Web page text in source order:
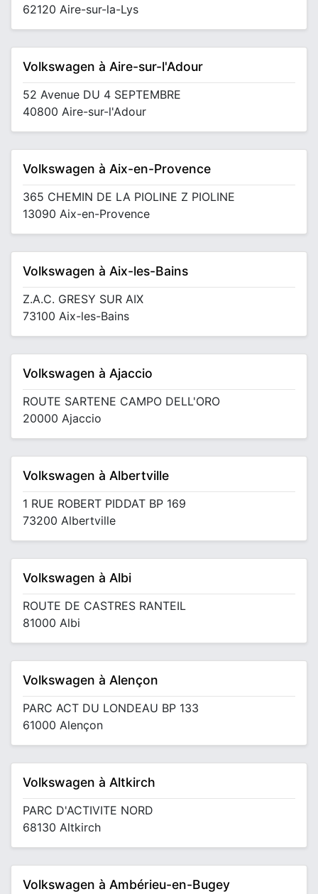
62120 Aire-sur-la-Lys
Volkswagen à Aire-sur-l'Adour
52 Avenue DU 4 SEPTEMBRE
40800 Aire-sur-l'Adour
Volkswagen à Aix-en-Provence
365 CHEMIN DE LA PIOLINE Z PIOLINE
13090 Aix-en-Provence
Volkswagen à Aix-les-Bains
Z.A.C. GRESY SUR AIX
73100 Aix-les-Bains
Volkswagen à Ajaccio
ROUTE SARTENE CAMPO DELL'ORO
20000 Ajaccio
Volkswagen à Albertville
1 RUE ROBERT PIDDAT BP 169
73200 Albertville
Volkswagen à Albi
ROUTE DE CASTRES RANTEIL
81000 Albi
Volkswagen à Alençon
PARC ACT DU LONDEAU BP 133
61000 Alençon
Volkswagen à Altkirch
PARC D'ACTIVITE NORD
68130 Altkirch
Volkswagen à Ambérieu-en-Bugey